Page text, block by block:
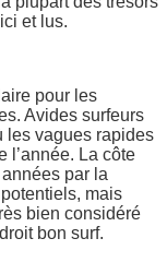
et lus.
pour les
Avides surfeurs
les vagues rapides
l’année. La côte
par la
mais
bien considéré
bon surf.